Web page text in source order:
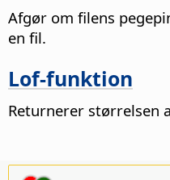
Afgør om filens
en fil.
Lof-funktion
Returnerer størrelsen